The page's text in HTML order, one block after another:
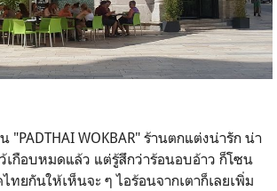
"PADTHAI WOKBAR" ร้านตกแต่งน่ารัก น่า
เกือบหมดแล้ว แต่รู้สึกว่าร้อนอบอ้าว ก็โซน
ทยกันให้เห็นจะ ๆ ไอร้อนจากเตาก็เลยเพิ่ม